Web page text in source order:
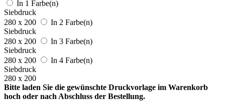
In 1 Farbe(n)
Siebdruck
280 x 200
In 2 Farbe(n)
Siebdruck
280 x 200
In 3 Farbe(n)
Siebdruck
280 x 200
In 4 Farbe(n)
Siebdruck
280 x 200
Bitte laden Sie die gewünschte Druckvorlage im Warenkorb
hoch oder nach Abschluss der Bestellung.